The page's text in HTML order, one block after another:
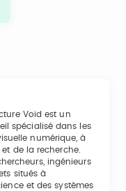
Void est un
spécialisé dans les
numérique, à
de la recherche.
ingénieurs
situés à
et des systèmes